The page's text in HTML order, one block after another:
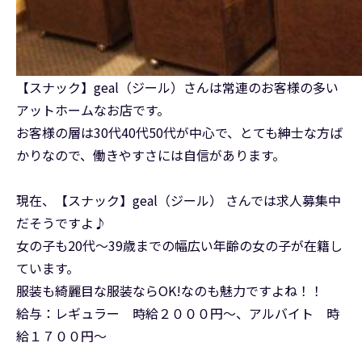
【スナック】geal（ジール）さんは常連のお客様の多い
アットホームなお店です。
お客様の層は30代40代50代が中心で、とても紳士な方ば
かりなので、働きやすさには自信があります。
現在、【スナック】geal（ジール） さんでは求人募集中
だそうですよ♪
女の子も20代～39歳までの幅広い年齢の女の子が在籍し
ています。
服装も綺麗目な服装ならOK!なのも魅力ですよね！！
給与：レギュラー 時給２０００円～、アルバイト 時
給１７００円～